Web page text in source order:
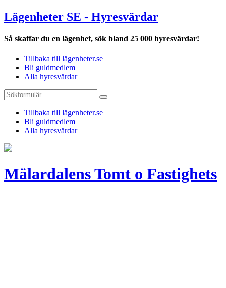
Lägenheter SE - Hyresvärdar
Så skaffar du en lägenhet, sök bland 25 000 hyresvärdar!
Tillbaka till lägenheter.se
Bli guldmedlem
Alla hyresvärdar
Tillbaka till lägenheter.se
Bli guldmedlem
Alla hyresvärdar
Mälardalens Tomt o Fastighets